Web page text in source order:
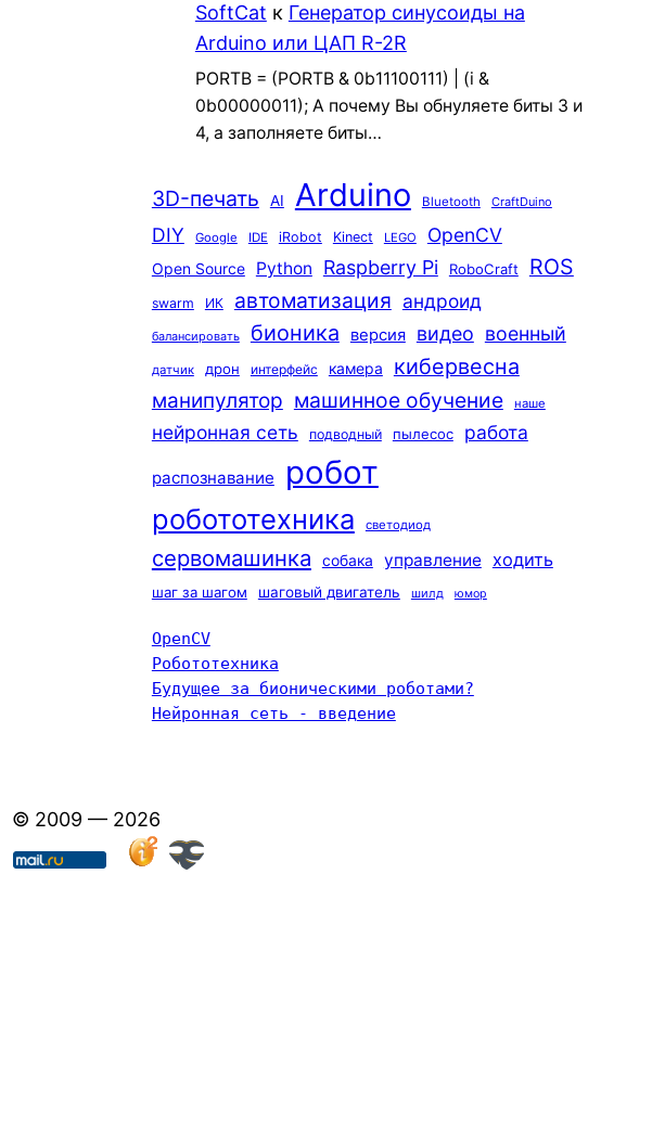
SoftCat к Генератор синусоиды на
Arduino или ЦАП R-2R
PORTB = (PORTB & 0b11100111) | (i &
0b00000011); А почему Вы обнуляете биты 3 и
4, а заполняете биты…
3D-печать AI Arduino Bluetooth CraftDuino
DIY Google IDE iRobot Kinect LEGO OpenCV
Open Source Python Raspberry Pi RoboCraft ROS
swarm ИК автоматизация андроид
балансировать бионика версия видео военный
датчик дрон интерфейс камера кибервесна
манипулятор машинное обучение наше
нейронная сеть подводный пылесос работа
распознавание робот
робототехника светодиод
сервомашинка собака управление ходить
шаг за шагом шаговый двигатель шилд юмор
OpenCV
Робототехника
Будущее за бионическими роботами?
Нейронная сеть - введение
© 2009 — 2026